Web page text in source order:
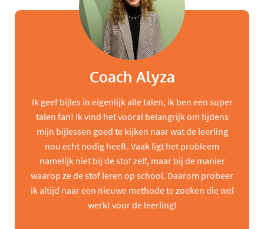
Coach Alyza
Ik geef bijles in eigenlijk alle talen, ik ben een super
talen fan! Ik vind het vooral belangrijk om tijdens
mijn bijlessen goed te kijken naar wat de leerling
nou echt nodig heeft. Vaak ligt het probleem
namelijk niet bij de stof zelf, maar bij de manier
waarop ze de stof leren op school. Daarom probeer
ik altijd naar een nieuwe methode te zoeken die wel
werkt voor de leerling!